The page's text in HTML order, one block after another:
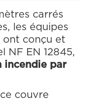
carrés
les équipes
ont conçu et
NF EN 12845,
incendie par
couvre